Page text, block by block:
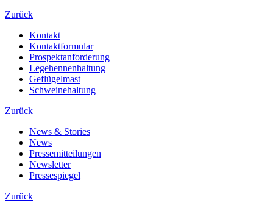
Zurück
Kontakt
Kontaktformular
Prospektanforderung
Legehennenhaltung
Geflügelmast
Schweinehaltung
Zurück
News & Stories
News
Pressemitteilungen
Newsletter
Pressespiegel
Zurück